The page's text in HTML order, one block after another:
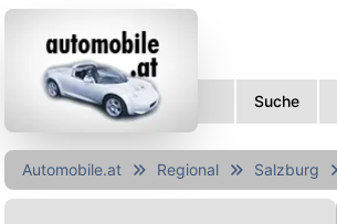
Suche
Automobile.at Regional Salzburg